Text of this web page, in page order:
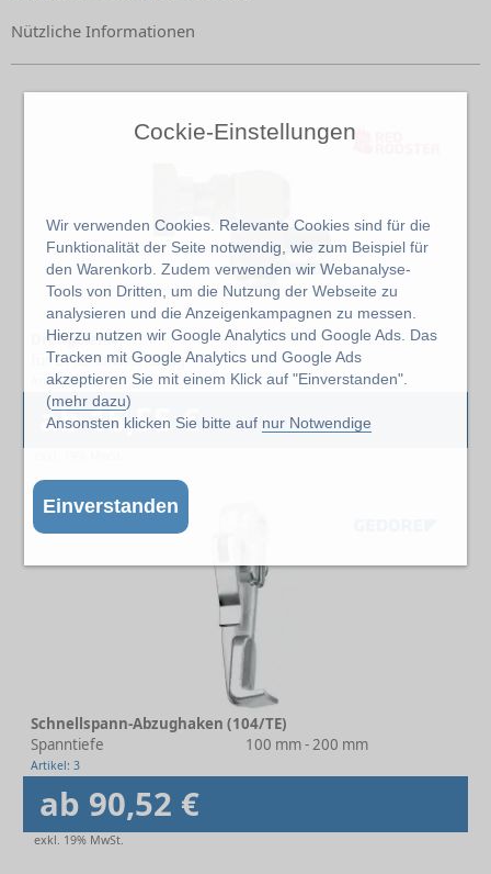
Cockie-Einstellungen
Wir verwenden Cookies. Relevante Cookies sind für die
Funktionalität der Seite notwendig, wie zum Beispiel für
den Warenkorb. Zudem verwenden wir Webanalyse-
Tools von Dritten, um die Nutzung der Webseite zu
analysieren und die Anzeigenkampagnen zu messen.
Hierzu nutzen wir Google Analytics und Google Ads. Das
Tracken mit Google Analytics und Google Ads
akzeptieren Sie mit einem Klick auf "Einverstanden".
(mehr dazu)
Ansonsten klicken Sie bitte auf nur Notwendige
Einverstanden
Nützliche Informationen
Drehgelenk
für Druckluftwerkzeug
-
Artikel: 3
ab 15,55 €
Schnellspann-Abzughaken (104/TE)
Spanntiefe
100 mm - 200 mm
Artikel: 3
ab 90,52 €
exkl. 19% MwSt.